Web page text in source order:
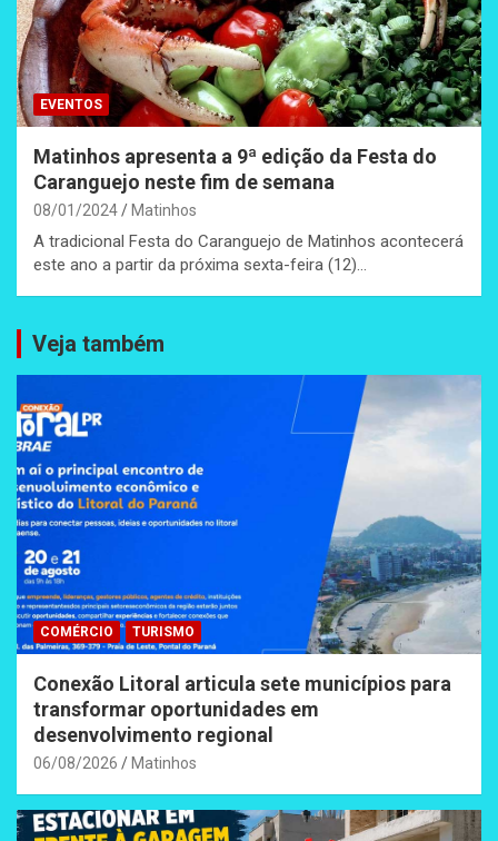
EVENTOS
Matinhos apresenta a 9ª edição da Festa do
Caranguejo neste fim de semana
08/01/2024 Matinhos
A tradicional Festa do Caranguejo de Matinhos acontecerá
este ano a partir da próxima sexta-feira (12)…
Veja também
COMÉRCIO TURISMO
Conexão Litoral articula sete municípios para
transformar oportunidades em
desenvolvimento regional
06/08/2026 Matinhos